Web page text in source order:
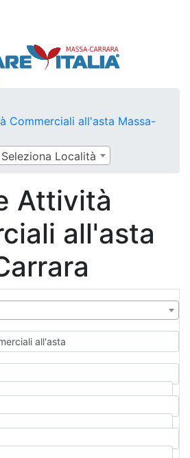
Commerciali all'asta Massa-
Seleziona Località
Attività
all'asta
all'asta